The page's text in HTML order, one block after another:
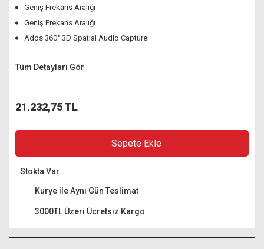
Geniş Frekans Aralığı
Geniş Frekans Aralığı
Adds 360° 3D Spatial Audio Capture
Tüm Detayları Gör
21.232,75 TL
Sepete Ekle
Stokta Var
Kurye ile Aynı Gün Teslimat
3000TL Üzeri Ücretsiz Kargo